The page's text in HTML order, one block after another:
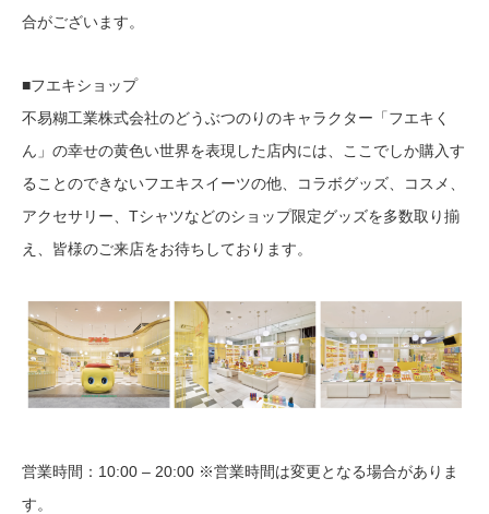
合がございます。
■フエキショップ
不易糊工業株式会社のどうぶつのりのキャラクター「フエキく
ん」の幸せの黄色い世界を表現した店内には、ここでしか購入す
ることのできないフエキスイーツの他、コラボグッズ、コスメ、
アクセサリー、Tシャツなどのショップ限定グッズを多数取り揃
え、皆様のご来店をお待ちしております。
営業時間：10:00 – 20:00 ※営業時間は変更となる場合がありま
す。